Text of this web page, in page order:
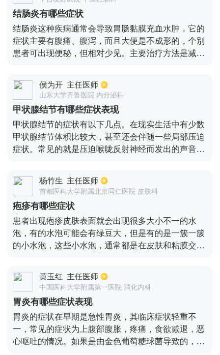
左右，期间也会伴有鼻腔出现异样味道，除此之外也
会出现头部胀痛。
结肠炎有哪些症状
结肠炎这种疾病通常会导致胃肠黏膜充血水肿，它的
症状主要有腹痛、腹泻，而且大便是不成形的，个别
患者可出现便秘，但相对少见。主要治疗方法是减轻
吃生寒、刺激的食物。还应进行对症治疗，可使用黏
膜保护剂，如思密达等。在严重脱水的情况下，应适
当使用糖或盐水，以便补充电解质。药物的具体使用
应与临床实践相结合，并以医生的当面指导为准。
侯为开 主任医师
山东大学齐鲁医院 内分泌科
甲状腺结节有哪些症状表现
甲状腺结节的症状有以下几点。在现实生活中有少数
甲状腺结节体积比较大，甚至还会伴随一些局部压迫
症状。常见的就是压迫喉咙反射神经而发出的声音沙
随呼吸不畅。另外，还有极少数结节患者会出现高功
能的腺瘤，而这种情况会分泌甲状腺激素从而会出现
甲亢等症状。
杨竹生 主任医师
首都医科大学附属北京同仁医院 皮肤科
疱疹有哪些症状
患者出现疱疹皮肤表面就会出现很多大小不一的水
泡，有的水泡可能会有绿豆大，但是有的是一簇一簇
的小水泡，这些小水泡，通常都是在皮肤和粘膜交界
早期的时候可能会出现瘙痒的感觉，还有一部分患者
会出现灼烧感，需要积极治疗，平时多注意清洁卫
生。
黄玉红 主任医师
中国医科大学附属第一医院 消化内科
胃炎有哪些症状表现
胃炎的症状在早期是急性胃炎，其临床症状轻重不
一，常见的症状为上腹部腹胀，疼痛，食欲减退，恶
心呕吐的情况。如果是由金色葡萄糖球菌导致的，同